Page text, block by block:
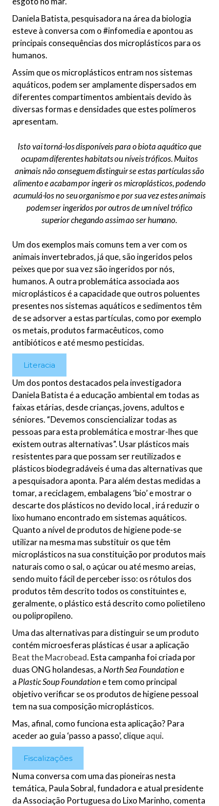
Daniela Batista, pesquisadora na área da biologia
esteve à conversa com o #infomedia e apontou as
principais consequências dos microplásticos para os
humanos.
Assim que os microplásticos entram nos sistemas
aquáticos, podem ser amplamente dispersados em
diferentes compartimentos ambientais devido às
diversas formas e densidades que estes polímeros
apresentam.
Isto vai torná-los disponíveis para o biota aquático que
ocupam diferentes habitats ou níveis tróficos. Muitos
animais não conseguem distinguir se estas partículas são
alimento e acabam por ingerir os microplásticos, podendo
acumulá-los no seu organismo e por sua vez estes animais
podem ser ingeridos por outros de um nível trófico
superior chegando assim ao ser humano.
Um dos exemplos mais comuns tem a ver com os
animais invertebrados, já que, são ingeridos pelos
peixes que por sua vez são ingeridos por nós,
humanos. A outra problemática associada aos
microplásticos é a capacidade que outros poluentes
presentes nos sistemas aquáticos e sedimentos têm
de se adsorver a estas partículas, como por exemplo
os metais, produtos farmacêuticos, como
antibióticos e até mesmo pesticidas.
Literacia
Um dos pontos destacados pela investigadora
Daniela Batista é a educação ambiental em todas as
faixas etárias, desde crianças, jovens, adultos e
séniores. “Devemos consciencializar todas as
pessoas para esta problemática e mostrar-lhes que
existem outras alternativas”. Usar plásticos mais
resistentes para que possam ser reutilizados e
plásticos biodegradáveis é uma das alternativas que
a pesquisadora aponta. Para além destas medidas a
tomar, a reciclagem, embalagens ‘bio’ e mostrar o
descarte dos plásticos no devido local , irá reduzir o
lixo humano encontrado em sistemas aquáticos.
Quanto a nível de produtos de higiene pode-se
utilizar na mesma mas substituir os que têm
microplásticos na sua constituição por produtos mais
naturais como o sal, o açúcar ou até mesmo areias,
sendo muito fácil de perceber isso: os rótulos dos
produtos têm descrito todos os constituintes e,
geralmente, o plástico está descrito como polietileno
ou polipropileno.
Uma das alternativas para distinguir se um produto
contém microesferas plásticas é usar a aplicação
Beat the Macrobead. Esta campanha foi criada por
duas ONG holandesas, a North Sea Foundatione
a Plastic Soup Foundatione tem como principal
objetivo verificar se os produtos de higiene pessoal
tem na sua composição microplásticos.
Mas, afinal, como funciona esta aplicação? Para
aceder ao guia ‘passo a passo’, cliqueaqui.
Fiscalizações
Numa conversa com uma das pioneiras nesta
temática, Paula Sobral, fundadora e atual presidente
da Associação Portuguesa do Lixo Marinho, comenta